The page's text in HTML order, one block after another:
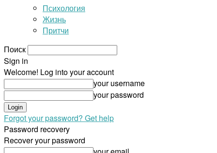
Психология
Жизнь
Притчи
Поиск
Sign in
Welcome! Log into your account
your username
your password
Forgot your password? Get help
Password recovery
Recover your password